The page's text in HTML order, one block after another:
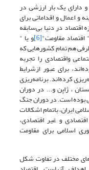
دارای یک بار ارزشی در
اعمال و اقداماتی برای
اقتصاد در دنیا بی‌سابقه
مقاومت"[6] و یا "
هم تمام کشورهایی که
واقتصادی را تجربه
برای عبور ازشرایط
کرده‌اند. برنامه‌ریزی
، ژاپن و... در دوران
بوده است. در دوران جنگ
ایران، باتمام اشکالات
و غیر اقتصادی،
اسلامی برای مقاومت
مختلف در تفاوت شکل